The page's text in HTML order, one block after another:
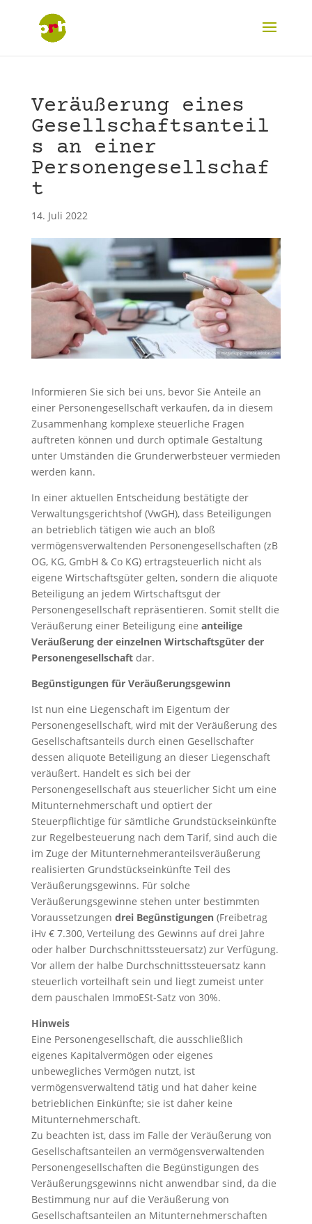
Veräußerung eines
Gesellschaftsanteil
s an einer
Personengesellschaf
t
14. Juli 2022
Informieren Sie sich bei uns, bevor Sie Anteile an
einer Personengesellschaft verkaufen, da in diesem
Zusammenhang komplexe steuerliche Fragen
auftreten können und durch optimale Gestaltung
unter Umständen die Grunderwerbsteuer vermieden
werden kann.
In einer aktuellen Entscheidung bestätigte der
Verwaltungsgerichtshof (VwGH), dass Beteiligungen
an betrieblich tätigen wie auch an bloß
vermögensverwaltenden Personengesellschaften (zB
OG, KG, GmbH & Co KG) ertragsteuerlich nicht als
eigene Wirtschaftsgüter gelten, sondern die aliquote
Beteiligung an jedem Wirtschaftsgut der
Personengesellschaft repräsentieren. Somit stellt die
Veräußerung einer Beteiligung eine anteilige
Veräußerung der einzelnen Wirtschaftsgüter der
Personengesellschaftdar.
Begünstigungen für Veräußerungsgewinn
Ist nun eine Liegenschaft im Eigentum der
Personengesellschaft, wird mit der Veräußerung des
Gesellschaftsanteils durch einen Gesellschafter
dessen aliquote Beteiligung an dieser Liegenschaft
veräußert. Handelt es sich bei der
Personengesellschaft aus steuerlicher Sicht um eine
Mitunternehmerschaft und optiert der
Steuerpflichtige für sämtliche Grundstückseinkünfte
zur Regelbesteuerung nach dem Tarif, sind auch die
im Zuge der Mitunternehmeranteilsveräußerung
realisierten Grundstückseinkünfte Teil des
Veräußerungsgewinns. Für solche
Veräußerungsgewinne stehen unter bestimmten
Voraussetzungen drei Begünstigungen(Freibetrag
iHv € 7.300, Verteilung des Gewinns auf drei Jahre
oder halber Durchschnittssteuersatz) zur Verfügung.
Vor allem der halbe Durchschnittssteuersatz kann
steuerlich vorteilhaft sein und liegt zumeist unter
dem pauschalen ImmoESt-Satz von 30%.
Hinweis
Eine Personengesellschaft, die ausschließlich
eigenes Kapitalvermögen oder eigenes
unbewegliches Vermögen nutzt, ist
vermögensverwaltend tätig und hat daher keine
betrieblichen Einkünfte; sie ist daher keine
Mitunternehmerschaft.
Zu beachten ist, dass im Falle der Veräußerung von
Gesellschaftsanteilen an vermögensverwaltenden
Personengesellschaften die Begünstigungen des
Veräußerungsgewinns nicht anwendbar sind, da die
Bestimmung nur auf die Veräußerung von
Gesellschaftsanteilen an Mitunternehmerschaften